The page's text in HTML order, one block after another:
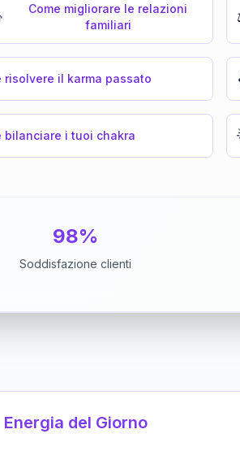
Come migliorare le relazioni
familiari
risolvere il karma passato
bilanciare i tuoi chakra
98%
Soddisfazione clienti
Energia del Giorno